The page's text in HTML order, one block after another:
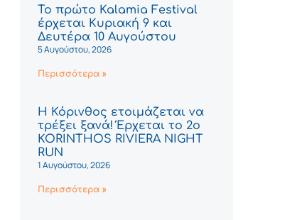
Το πρώτο Kalamia Festival
έρχεται Κυριακή 9 και
Δευτέρα 10 Αυγούστου
5 Αυγούστου, 2026
Περισσότερα »
Η Κόρινθος ετοιμάζεται να
τρέξει ξανά! Έρχεται το 2ο
KORINTHOS RIVIERA NIGHT
RUN
1 Αυγούστου, 2026
Περισσότερα »